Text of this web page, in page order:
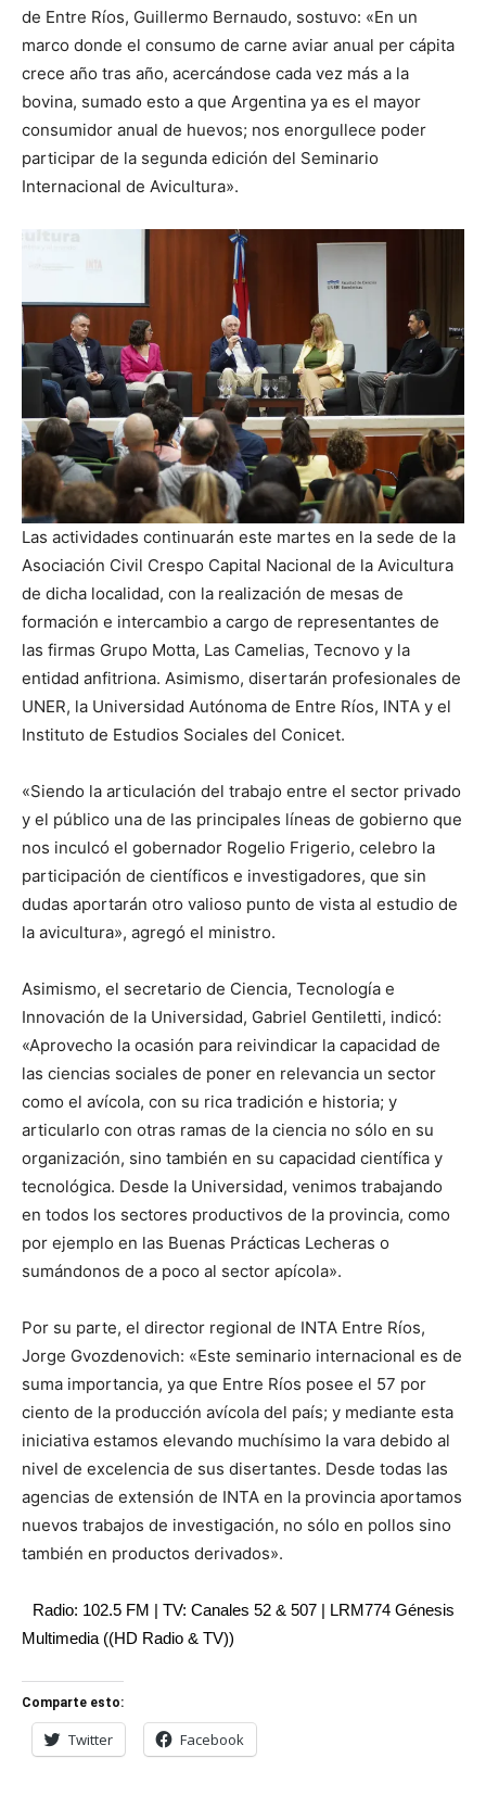
de Entre Ríos, Guillermo Bernaudo, sostuvo: «En un
marco donde el consumo de carne aviar anual per cápita
crece año tras año, acercándose cada vez más a la
bovina, sumado esto a que Argentina ya es el mayor
consumidor anual de huevos; nos enorgullece poder
participar de la segunda edición del Seminario
Internacional de Avicultura».
Las actividades continuarán este martes en la sede de la
Asociación Civil Crespo Capital Nacional de la Avicultura
de dicha localidad, con la realización de mesas de
formación e intercambio a cargo de representantes de
las firmas Grupo Motta, Las Camelias, Tecnovo y la
entidad anfitriona. Asimismo, disertarán profesionales de
UNER, la Universidad Autónoma de Entre Ríos, INTA y el
Instituto de Estudios Sociales del Conicet.
«Siendo la articulación del trabajo entre el sector privado
y el público una de las principales líneas de gobierno que
nos inculcó el gobernador Rogelio Frigerio, celebro la
participación de científicos e investigadores, que sin
dudas aportarán otro valioso punto de vista al estudio de
la avicultura», agregó el ministro.
Asimismo, el secretario de Ciencia, Tecnología e
Innovación de la Universidad, Gabriel Gentiletti, indicó:
«Aprovecho la ocasión para reivindicar la capacidad de
las ciencias sociales de poner en relevancia un sector
como el avícola, con su rica tradición e historia; y
articularlo con otras ramas de la ciencia no sólo en su
organización, sino también en su capacidad científica y
tecnológica. Desde la Universidad, venimos trabajando
en todos los sectores productivos de la provincia, como
por ejemplo en las Buenas Prácticas Lecheras o
sumándonos de a poco al sector apícola».
Por su parte, el director regional de INTA Entre Ríos,
Jorge Gvozdenovich: «Este seminario internacional es de
suma importancia, ya que Entre Ríos posee el 57 por
ciento de la producción avícola del país; y mediante esta
iniciativa estamos elevando muchísimo la vara debido al
nivel de excelencia de sus disertantes. Desde todas las
agencias de extensión de INTA en la provincia aportamos
nuevos trabajos de investigación, no sólo en pollos sino
también en productos derivados».
Radio: 102.5 FM | TV: Canales 52 & 507 | LRM774 Génesis
Multimedia ((HD Radio & TV))
Comparte esto:
Twitter Facebook